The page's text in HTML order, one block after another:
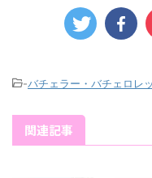
-バチェラー・バチェロレ
関連記事